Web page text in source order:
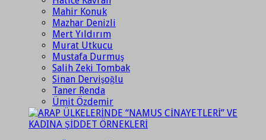
Mahir Konuk
Mazhar Denizli
Mert Yıldırım
Murat Utkucu
Mustafa Durmuş
Salih Zeki Tombak
Sinan Dervişoğlu
Taner Renda
Ümit Özdemir